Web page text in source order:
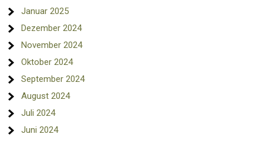
Januar 2025
Dezember 2024
November 2024
Oktober 2024
September 2024
August 2024
Juli 2024
Juni 2024